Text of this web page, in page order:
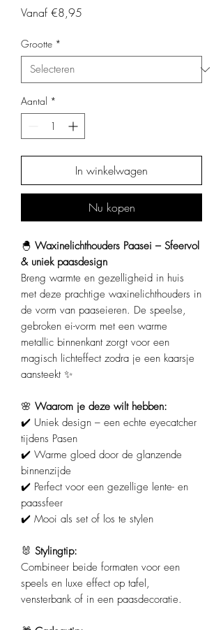
Vanaf €8,95
Grootte *
Aantal *
In winkelwagen
Nu kopen
🐣 Waxinelichthouders Paasei – Sfeervol
& uniek paasdesign
Breng warmte en gezelligheid in huis
met deze prachtige waxinelichthouders in
de vorm van paaseieren. De speelse,
gebroken ei-vorm met een warme
metallic binnenkant zorgt voor een
magisch lichteffect zodra je een kaarsje
aansteekt ✨
🌸 Waarom je deze wilt hebben:
✔️ Uniek design – een echte eyecatcher
tijdens Pasen
✔️ Warme gloed door de glanzende
binnenzijde
✔️ Perfect voor een gezellige lente- en
paassfeer
✔️ Mooi als set of los te stylen
🐰 Stylingtip:
Combineer beide formaten voor een
speels en luxe effect op tafel,
vensterbank of in een paasdecoratie.